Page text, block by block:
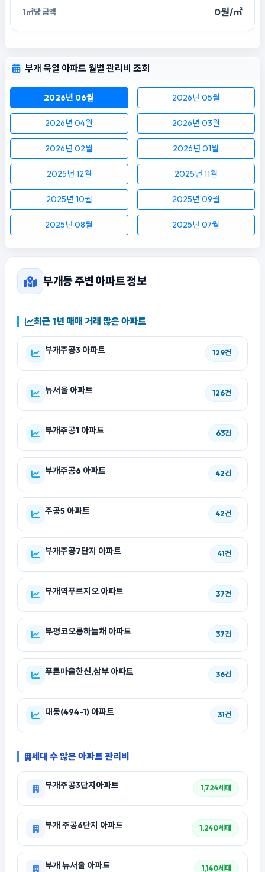
0원/㎡
부개 욱일 아파트 월별 관리비 조회
2026년 06월 2026년 05월
2026년 04월 2026년 03월
2026년 02월 2026년 01월
2025년 12월 2025년 11월
2025년 10월 2025년 09월
2025년 08월 2025년 07월
부개동 주변 아파트 정보
최근 1년 매매 거래 많은 아파트
부개주공3 아파트 129건
뉴서울 아파트 126건
부개주공1 아파트 63건
부개주공6 아파트 42건
주공5 아파트 42건
부개주공7단지 아파트 41건
부개역푸르지오 아파트 37건
부평코오롱하늘채 아파트 37건
푸른마을한신,삼부 아파트 36건
대동(494-1) 아파트 31건
세대 수 많은 아파트 관리비
부개주공3단지아파트 1,724세대
부개 주공6단지 아파트 1,240세대
부개 뉴서울 아파트 1,140세대